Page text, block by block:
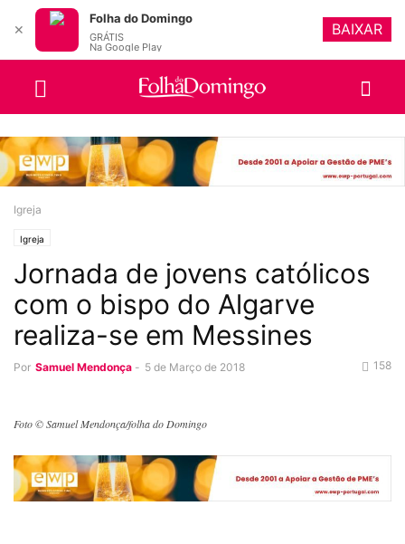
Igreja
Igreja
Jornada de jovens católicos
com o bispo do Algarve
realiza-se em Messines
Por Samuel Mendonça - 5 de Março de 2018 158
Foto © Samuel Mendonça/folha do Domingo
✕
Folha do Domingo
GRÁTIS
Na Google Play
BAIXAR